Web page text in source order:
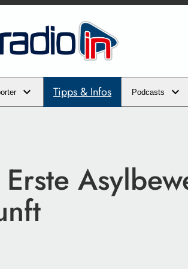
Tipps & Infos Podcasts